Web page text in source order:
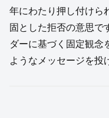
年にわたり押し付けら
固とした拒否の意思で
ダーに基づく固定観念
ようなメッセージを投